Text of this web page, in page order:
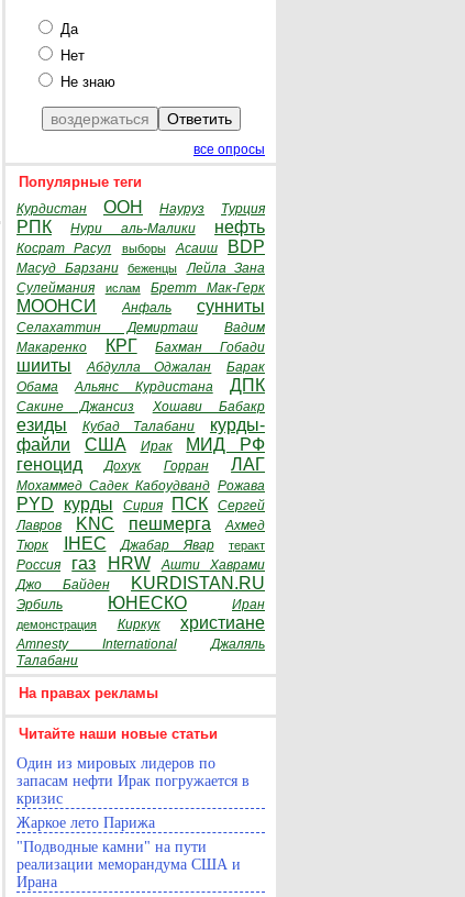
Да
Нет
Не знаю
все опросы
Популярные теги
Курдистан ООН Науруз Турция
РПК Нури аль-Малики нефть
Косрат Расул выборы Асаиш BDP
Масуд Барзани беженцы
Лейла Зана
Сулеймания
ислам Бретт Мак-Герк
МООНСИ Анфаль сунниты
Селахаттин Демирташ
Вадим
Макаренко
КРГ Бахман Гобади
шииты Абдулла Оджалан
Барак
Обама
Альянс Курдистана ДПК
Сакине Джансиз Хошави Бабакр
езиды Кубад Талабани
курды-
файли
США Ирак
МИД РФ
геноцид
Дохук Горран ЛАГ
Мохаммед Садек Кабоудванд Рожава
PYD курды Сирия ПСК
Сергей
Лавров
KNC пешмерга
Ахмед
Тюрк
IHEC Джабар Явар теракт
Россия газ HRW
Ашти Хаврами
Джо Байден
KURDISTAN.RU
Эрбиль ЮНЕСКО Иран
демонстрация Киркук христиане
Amnesty International
Джаляль
Талабани
На правах рекламы
Читайте наши новые статьи
Один из мировых лидеров по
запасам нефти Ирак погружается в
кризис
Жаркое лето Парижа
"Подводные камни" на пути
реализации меморандума США и
Ирана